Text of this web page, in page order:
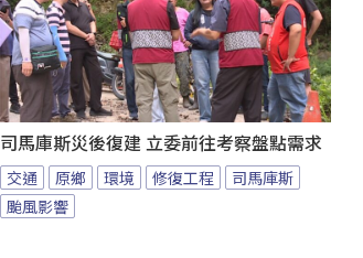
司馬庫斯災後復建 立委前往考察盤點需求
交通 原鄉 環境 修復工程
司馬庫斯
颱風影響